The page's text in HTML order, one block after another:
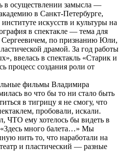
в осуществлении замысла —
в Санкт-Петербурге,
искусств и культуры на
в спектакле — тема для
Сергеевичем, по признанию Юли,
драмой. За год работы
ввелась в спектакль «Старик и
процесс создания роли от
фильмы Владимира
во что бы то ни стало быть
в тигрицу я не смогу, что
пробовали, искали.
ЧТО ему хотелось бы видеть в
много балета…» Мы
нить то, что наработали на
и пластический — разные